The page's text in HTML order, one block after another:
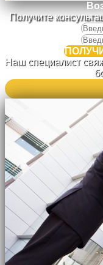
Получите
Наш специалист